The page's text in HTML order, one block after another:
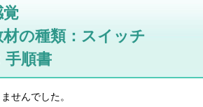
の種類：スイッチ
手順書
せんでした。